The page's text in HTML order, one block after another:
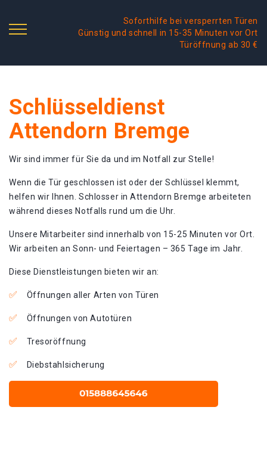
Soforthilfe bei versperrten Türen
Günstig und schnell in 15-35 Minuten vor Ort
Türöffnung ab 30 €
Schlüsseldienst
Attendorn Bremge
Wir sind immer für Sie da und im Notfall zur Stelle!
Wenn die Tür geschlossen ist oder der Schlüssel klemmt,
helfen wir Ihnen. Schlosser in Attendorn Bremge arbeiteten
während dieses Notfalls rund um die Uhr.
Unsere Mitarbeiter sind innerhalb von 15-25 Minuten vor Ort.
Wir arbeiten an Sonn- und Feiertagen – 365 Tage im Jahr.
Diese Dienstleistungen bieten wir an:
Öffnungen aller Arten von Türen
Öffnungen von Autotüren
Tresoröffnung
Diebstahlsicherung